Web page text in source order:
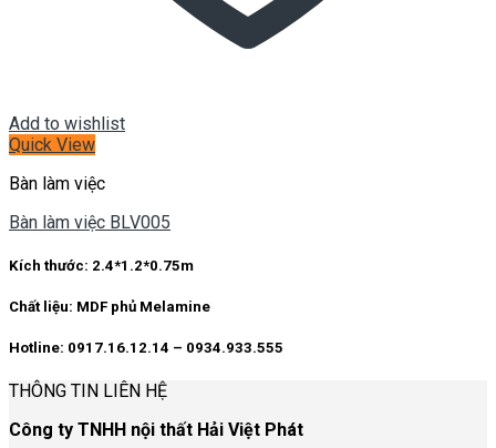
Add to wishlist
Quick View
Bàn làm việc
Bàn làm việc BLV005
Kích thước: 2.4*1.2*0.75m
Chất liệu: MDF phủ Melamine
Hotline: 0917.16.12.14 – 0934.933.555
THÔNG TIN LIÊN HỆ
Công ty TNHH nội thất Hải Việt Phát